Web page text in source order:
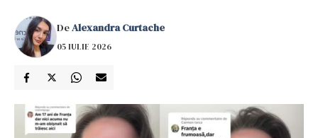
DeAlexandra Curtache
05 IULIE 2026